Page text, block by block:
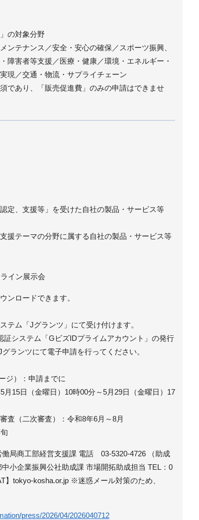
の対象分野
ンテナンス／安全・安心の確保／スポーツ振興、
障害者等支援／医療・健康／環境・エネルギー・
現／交通・物流・サプライチェーン
であり、「販売促進費」のみの申請はできませ
定、支援等」を受けた自社の製品・サービス等
援テーマの分野に属する自社の製品・サービス等
イン展示会
ンロードできます。
テム「Jグランツ」にて受け付けます。
システム「GビズIDプライムアカウント」の発行
ランツにて電子申請を行ってください。
ジ）：申請までに
15日（金曜日）10時00分～5月29日（金曜日）17
査（二次審査）：令和8年6月～8月
働局商工部経営支援課 電話 03-5320-4726 （助成
小企業振興公社助成課 市場開拓助成担当 TEL：0
】tokyo-kosha.or.jp ※迷惑メール対策のため、
press/2026/04/2026040712